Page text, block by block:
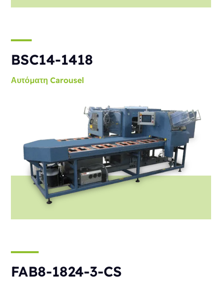
BSC14-1418
Αυτόματη Carousel
FAB8-1824-3-CS